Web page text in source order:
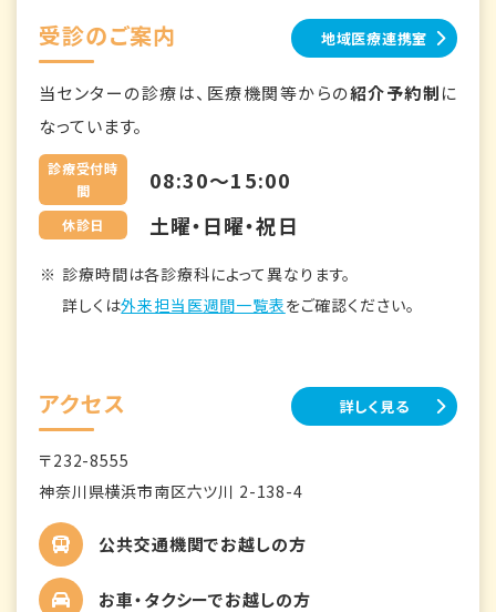
受診のご案内 地域医療連携室
当センターの診療は、医療機関等からの紹介予約制に
なっています。
診療受付時
間
08:30～15:00
休診日 土曜・日曜・祝日
診療時間は各診療科によって異なります。
詳しくは外来担当医週間一覧表をご確認ください。
アクセス 詳しく見る
〒232-8555
神奈川県横浜市南区六ツ川 2-138-4
公共交通機関でお越しの方
お車・タクシーでお越しの方